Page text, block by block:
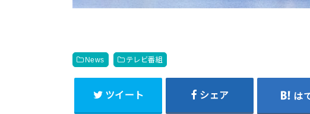
News テレビ番組
ツイート シェア は